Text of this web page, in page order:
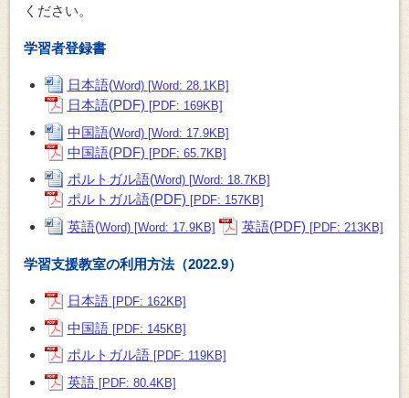
ください。
学習者登録書
日本語(Word) [Word: 28.1KB]
日本語(PDF) [PDF: 169KB]
中国語(Word) [Word: 17.9KB]
中国語(PDF) [PDF: 65.7KB]
ポルトガル語(Word) [Word: 18.7KB]
ポルトガル語(PDF) [PDF: 157KB]
英語(Word) [Word: 17.9KB] 英語(PDF) [PDF: 213KB]
学習支援教室の利用方法（2022.9）
日本語 [PDF: 162KB]
中国語 [PDF: 145KB]
ポルトガル語 [PDF: 119KB]
英語 [PDF: 80.4KB]